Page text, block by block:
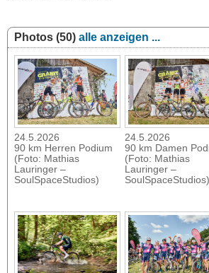
Photos (50) alle anzeigen ...
24.5.2026
90 km Herren Podium
(Foto: Mathias
Lauringer –
SoulSpaceStudios)
24.5.2026
90 km Damen
(Foto: Mathias
Lauringer –
SoulSpaceStudios)